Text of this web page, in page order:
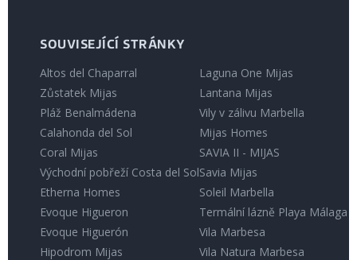
SOUVISEJÍCÍ STRÁNKY
Altos del Chaparral
Zůstatek Mijas
Pláž Benalmádena
Calahonda del Sol
Coral Mijas
Východní pobřeží Costa del Sol
Etherna Homes
Evoque Higueron
Evoque Higuerón
Hipodrom Mijas
Laguna One Mijas
Lantana Mijas
Vily v zálivu Marbella
Mijas Homes
SAVIA II - MIJAS
Savia Mijas
Soleil Marbella
Termální lázně Playa Málaga
Vila Marbesa
Vila Natura Marbesa